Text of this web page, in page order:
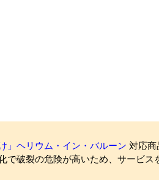
」ヘリウム・イン・バルーン 対応商
で破裂の危険が高いため、サービス